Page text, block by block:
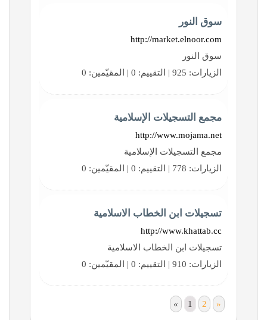
سوق النور
http://market.elnoor.com
سوق النور
الزيارات: 925 | التقييم: 0 | المقيّمين: 0
مجمع التسجيلات الإسلامية
http://www.mojama.net
مجمع التسجيلات الإسلامية
الزيارات: 778 | التقييم: 0 | المقيّمين: 0
تسجيلات ابن الخطاب الاسلامية
http://www.khattab.cc
تسجيلات ابن الخطاب الاسلامية
الزيارات: 910 | التقييم: 0 | المقيّمين: 0
« 1 2 »